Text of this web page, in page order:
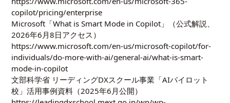
copilot/pricing/enterprise
Microsoft「What is Smart Mode in Copilot」（公式解説、
2026年6月8日アクセス）
https://www.microsoft.com/en-us/microsoft-copilot/for-
individuals/do-more-with-ai/general-ai/what-is-smart-
mode-in-copilot
文部科学省 リーディングDXスクール事業「AIパイロット
校」活用事例資料（2025年6月公開）